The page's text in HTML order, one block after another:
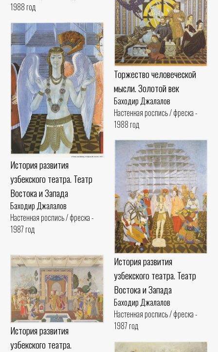
1988 год
Торжество человеческой
мысли. Золотой век
Баходир Джалалов
Настенная роспись / фреска -
1988 год
История развития
узбекского театра. Театр
Востока и Запада
Баходир Джалалов
Настенная роспись / фреска -
1987 год
История развития
узбекского театра. Театр
Востока и Запада
Баходир Джалалов
Настенная роспись / фреска -
1987 год
История развития
узбекского театра.